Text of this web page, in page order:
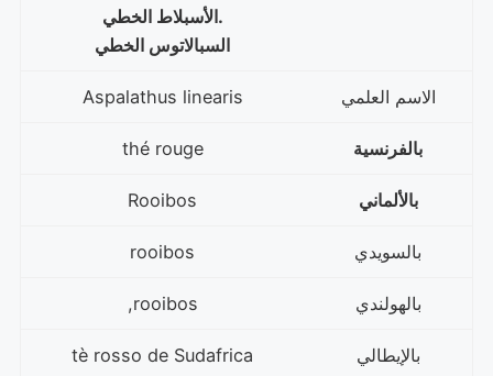
.الأسبلاط الخطي
السبالاتوس الخطي
الاسم العلمي Aspalathus linearis
بالفرنسية thé rouge
بالألماني Rooibos
بالسويدي rooibos
بالهولندي rooibos,
بالإيطالي tè rosso de Sudafrica